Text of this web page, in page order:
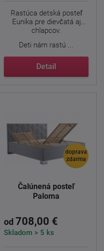
Rastúca detská posteľ
Eunika pre dievčatá aj
chlapcov.
Deti nám rastú ...
Detail
doprava
zdarma
Čalúnená posteľ
Paloma
od 708,00 €
Skladom > 5 ks